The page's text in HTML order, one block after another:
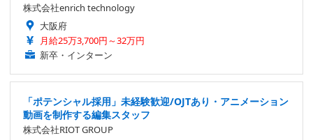
株式会社enrich technology
大阪府
月給25万3,700円～32万円
新卒・インターン
「ポテンシャル採用」未経験歓迎/OJTあり・アニメーション
動画を制作する編集スタッフ
株式会社RIOT GROUP